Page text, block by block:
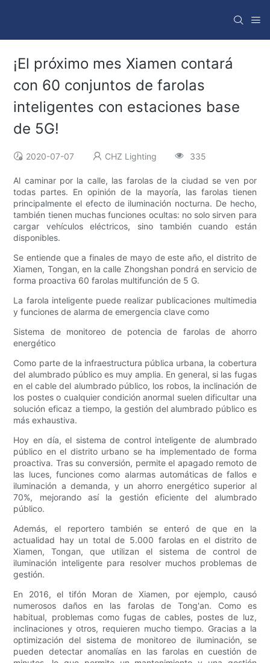
¡El próximo mes Xiamen contará
con 60 conjuntos de farolas
inteligentes con estaciones base
de 5G!
2020-07-07 CHZ Lighting 335
Al caminar por la calle, las farolas de la ciudad se ven por
todas partes. En opinión de la mayoría, las farolas tienen
principalmente el efecto de iluminación nocturna. De hecho,
también tienen muchas funciones ocultas: no solo sirven para
cargar vehículos eléctricos, sino también cuando están
disponibles.
Se entiende que a finales de mayo de este año, el distrito de
Xiamen, Tongan, en la calle Zhongshan pondrá en servicio de
forma proactiva 60 farolas multifunción de 5 G.
La farola inteligente puede realizar publicaciones multimedia
y funciones de alarma de emergencia clave como
Sistema de monitoreo de potencia de farolas de ahorro
energético
Como parte de la infraestructura pública urbana, la cobertura
del alumbrado público es muy amplia. En general, si las fugas
en el cable del alumbrado público, los robos, la inclinación de
los postes o cualquier condición anormal suelen dificultar una
solución eficaz a tiempo, la gestión del alumbrado público es
más exhaustiva.
Hoy en día, el sistema de control inteligente de alumbrado
público en el distrito urbano se ha implementado de forma
proactiva. Tras su conversión, permite el apagado remoto de
las luces, funciones como alarmas automáticas de fallos e
iluminación a demanda, y un ahorro energético superior al
70%, mejorando así la gestión eficiente del alumbrado
público.
Además, el reportero también se enteró de que en la
actualidad hay un total de 5.000 farolas en el distrito de
Xiamen, Tongan, que utilizan el sistema de control de
iluminación inteligente para resolver muchos problemas de
gestión.
En 2016, el tifón Moran de Xiamen, por ejemplo, causó
numerosos daños en las farolas de Tong'an. Como es
habitual, problemas como fugas de cables, postes de luz,
inclinaciones y otros, requieren mucho tiempo. Gracias a la
optimización del sistema de monitoreo de iluminación, se
pueden detectar anomalías en las farolas en cuestión de